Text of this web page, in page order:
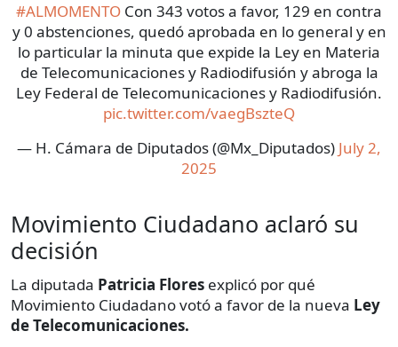
#ALMOMENTO Con 343 votos a favor, 129 en contra
y 0 abstenciones, quedó aprobada en lo general y en
lo particular la minuta que expide la Ley en Materia
de Telecomunicaciones y Radiodifusión y abroga la
Ley Federal de Telecomunicaciones y Radiodifusión.
pic.twitter.com/vaegBszteQ
— H. Cámara de Diputados (@Mx_Diputados) July 2,
2025
Movimiento Ciudadano aclaró su
decisión
La diputada Patricia Flores explicó por qué
Movimiento Ciudadano votó a favor de la nueva Ley
de Telecomunicaciones.